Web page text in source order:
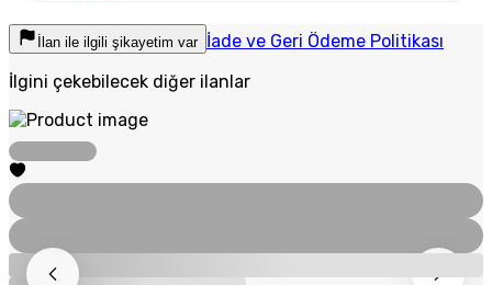
İlan ile ilgili şikayetim var İade ve Geri Ödeme Politikası
İlgini çekebilecek diğer ilanlar